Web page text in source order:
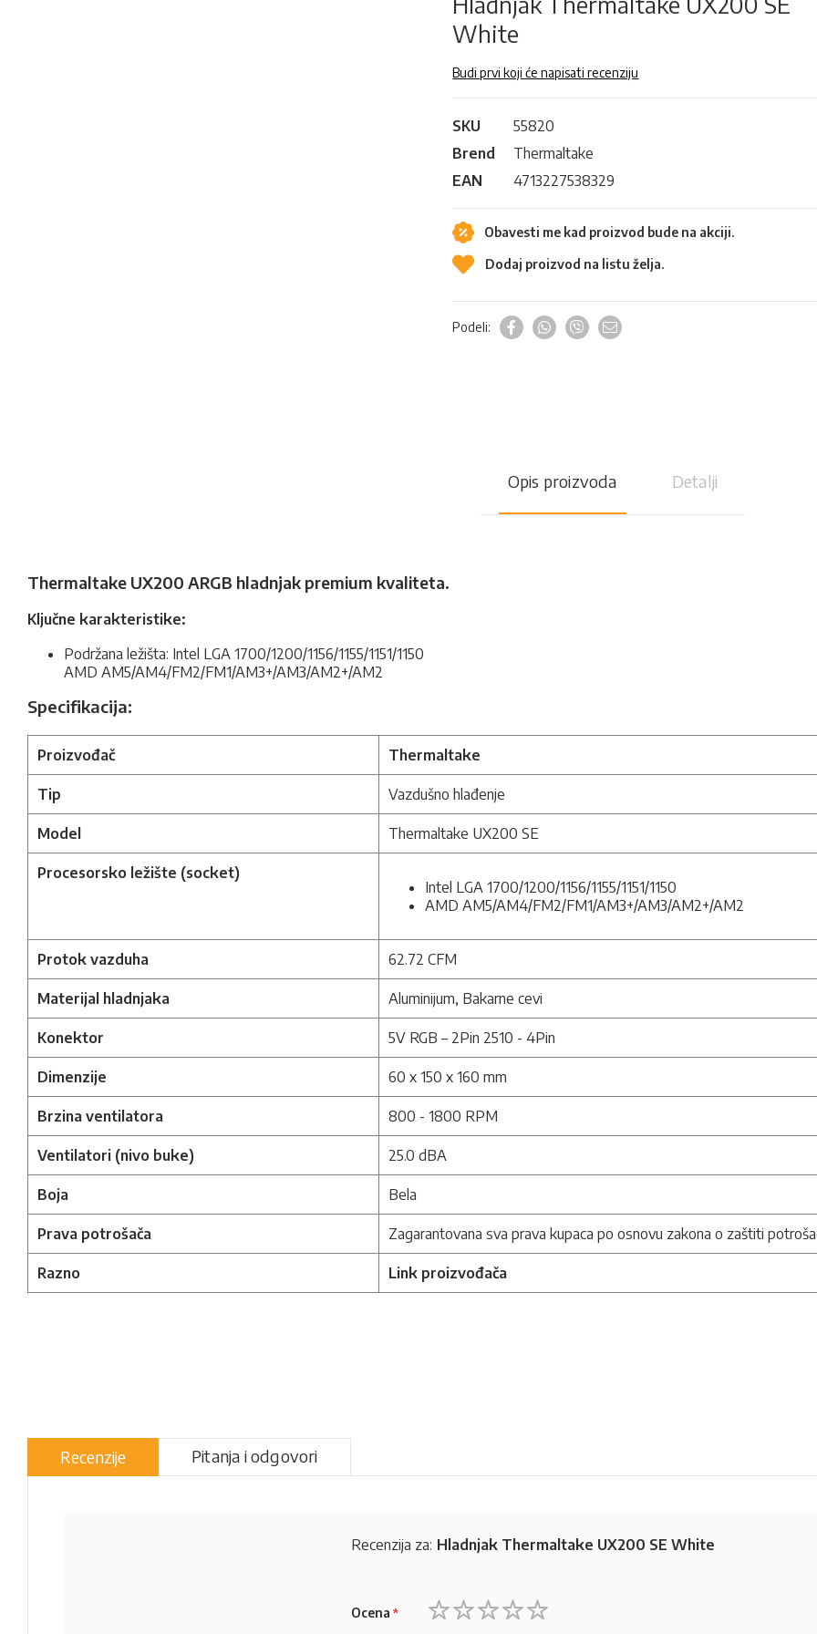
White
Budi prvi koji će napisati recenziju
SKU
55820
Brend
Thermaltake
EAN
4713227538329
Obavesti me kad proizvod bude na akciji.
Dodaj proizvod na listu želja.
Podeli:
Opis proizvoda Detalji
Thermaltake UX200 ARGB hladnjak premium kvaliteta.
Ključne karakteristike:
Podržana ležišta: Intel LGA 1700/1200/1156/1155/1151/1150
AMD AM5/AM4/FM2/FM1/AM3+/AM3/AM2+/AM2
Specifikacija:
Proizvođač Thermaltake
Tip Vazdušno hlađenje
Model Thermaltake UX200 SE
Procesorsko ležište (socket)
Intel LGA 1700/1200/1156/1155/1151/1150
AMD AM5/AM4/FM2/FM1/AM3+/AM3/AM2+/AM2
Protok vazduha 62.72 CFM
Materijal hladnjaka Aluminijum, Bakarne cevi
Konektor 5V RGB – 2Pin 2510 - 4Pin
Dimenzije 60 x 150 x 160 mm
Brzina ventilatora 800 - 1800 RPM
Ventilatori (nivo buke) 25.0 dBA
Boja Bela
Prava potrošača Zagarantovana sva prava kupaca po osnovu zakona o zaštiti
Razno Link proizvođača
Recenzije Pitanja i odgovori
Recenzija za: Hladnjak Thermaltake UX200 SE White
Ocena